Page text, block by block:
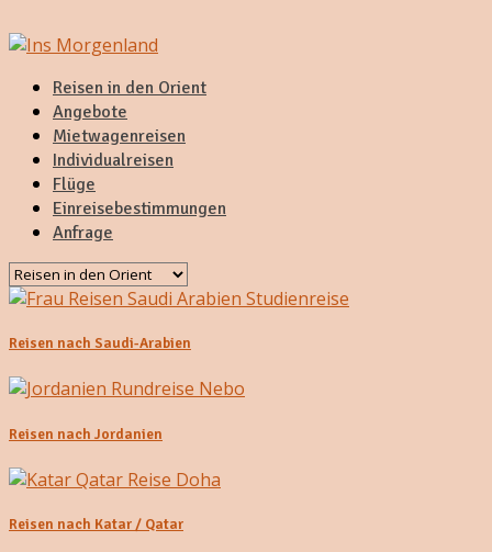
Reisen in den Orient
Angebote
Mietwagenreisen
Individualreisen
Flüge
Einreisebestimmungen
Anfrage
Reisen nach Saudi-Arabien
Reisen nach Jordanien
Reisen nach Katar / Qatar